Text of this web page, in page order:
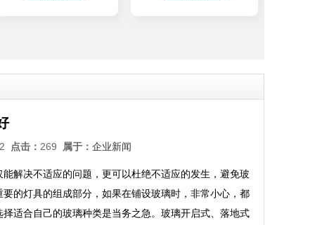
点击： 269 属于： 企业新闻
解决不适应的问题，更可以杜绝不适应的发生，避免玻
的灯具的组成部分，如果在铺设玻璃时，非常小心，都
适合自己的玻璃种类是当务之急。玻璃开启式、落地式